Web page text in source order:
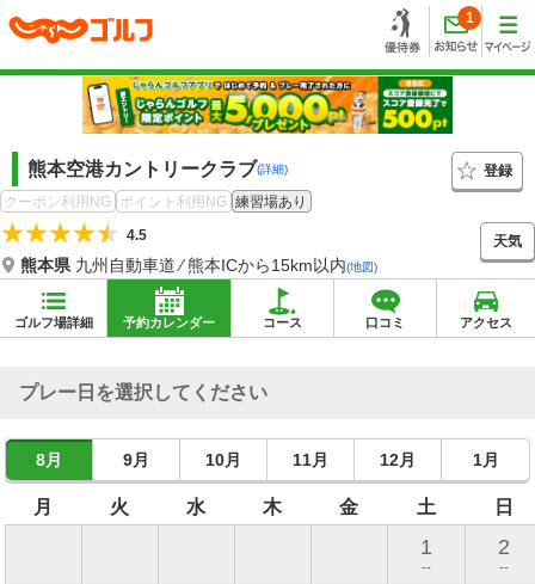
1
熊本空港カントリークラブ(詳細)
登録
クーポン利用NG
ポイント利用NG 練習場あり
4.5
熊本県 九州自動車道 ⁄ 熊本ICから15km以内(地図)
天気
ゴルフ場詳細 予約カレンダー コース 口コミ アクセス
プレー日を選択してください
8月 9月 10月 11月 12月 1月
月 火 水 木 金 土 日
1
--
2
--